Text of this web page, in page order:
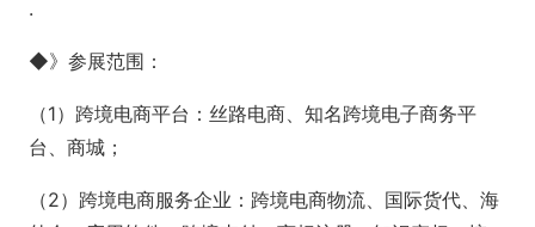
.
◆》参展范围：
（1）跨境电商平台：丝路电商、知名跨境电子商务平
台、商城；
（2）跨境电商服务企业：跨境电商物流、国际货代、海